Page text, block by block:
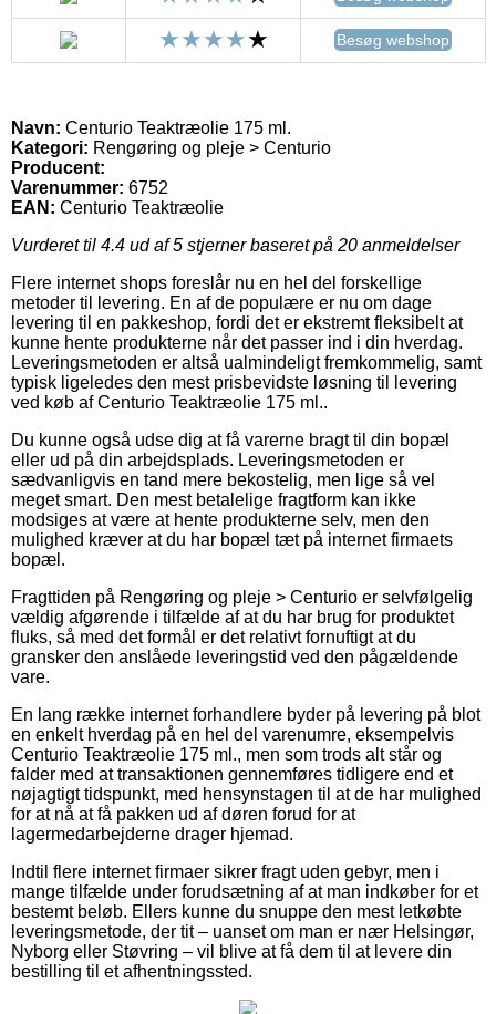
Besøg webshop
Navn: Centurio Teaktræolie 175 ml.
Kategori: Rengøring og pleje > Centurio
Producent:
Varenummer: 6752
EAN: Centurio Teaktræolie
Vurderet til 4.4 ud af 5 stjerner baseret på 20 anmeldelser
Flere internet shops foreslår nu en hel del forskellige
metoder til levering. En af de populære er nu om dage
levering til en pakkeshop, fordi det er ekstremt fleksibelt at
kunne hente produkterne når det passer ind i din hverdag.
Leveringsmetoden er altså ualmindeligt fremkommelig, samt
typisk ligeledes den mest prisbevidste løsning til levering
ved køb af Centurio Teaktræolie 175 ml..
Du kunne også udse dig at få varerne bragt til din bopæl
eller ud på din arbejdsplads. Leveringsmetoden er
sædvanligvis en tand mere bekostelig, men lige så vel
meget smart. Den mest betalelige fragtform kan ikke
modsiges at være at hente produkterne selv, men den
mulighed kræver at du har bopæl tæt på internet firmaets
bopæl.
Fragttiden på Rengøring og pleje > Centurio er selvfølgelig
vældig afgørende i tilfælde af at du har brug for produktet
fluks, så med det formål er det relativt fornuftigt at du
gransker den anslåede leveringstid ved den pågældende
vare.
En lang række internet forhandlere byder på levering på blot
en enkelt hverdag på en hel del varenumre, eksempelvis
Centurio Teaktræolie 175 ml., men som trods alt står og
falder med at transaktionen gennemføres tidligere end et
nøjagtigt tidspunkt, med hensynstagen til at de har mulighed
for at nå at få pakken ud af døren forud for at
lagermedarbejderne drager hjemad.
Indtil flere internet firmaer sikrer fragt uden gebyr, men i
mange tilfælde under forudsætning af at man indkøber for et
bestemt beløb. Ellers kunne du snuppe den mest letkøbte
leveringsmetode, der tit – uanset om man er nær Helsingør,
Nyborg eller Støvring – vil blive at få dem til at levere din
bestilling til et afhentningssted.